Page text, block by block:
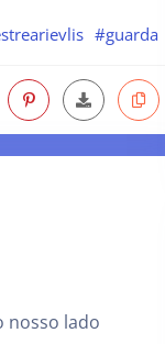
#guarda
Anjo…
nosso lado